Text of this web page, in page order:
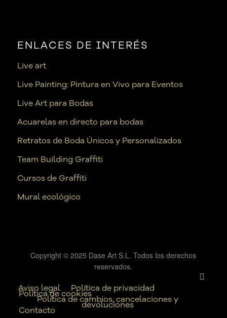
ENLACES DE INTERÉS
Live art
Live Painting: Pintura en Vivo para Eventos
Live Art para Bodas
Acuarelas en directo para bodas
Retratos de Boda Únicos y Personalizados
Team Building Graffiti
Cursos de Graffiti
Mural ecológico
Copyright © 2025 Dase Art S.L. Todos los derechos
reservados.
Aviso legal Política de privacidad
Política de cookies
Política de cambios, cancelaciones y
devoluciones
Contacto